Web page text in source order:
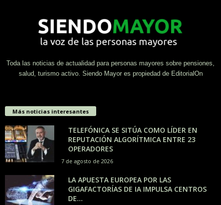
Toda las noticias de actualidad para personas mayores sobre pensiones,
salud, turismo activo. Siendo Mayor es propiedad de EditorialOn
Más noticias interesantes
TELEFÓNICA SE SITÚA COMO LÍDER EN
REPUTACIÓN ALGORÍTMICA ENTRE 23
OPERADORES
7 de agosto de 2026
LA APUESTA EUROPEA POR LAS
GIGAFACTORÍAS DE IA IMPULSA CENTROS
DE...